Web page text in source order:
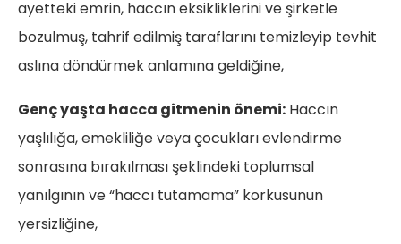
ayetteki emrin, haccın eksikliklerini ve şirketle
bozulmuş, tahrif edilmiş taraflarını temizleyip tevhit
aslına döndürmek anlamına geldiğine,
Genç yaşta hacca gitmenin önemi: Haccın
yaşlılığa, emekliliğe veya çocukları evlendirme
sonrasına bırakılması şeklindeki toplumsal
yanılgının ve “haccı tutamama” korkusunun
yersizliğine,